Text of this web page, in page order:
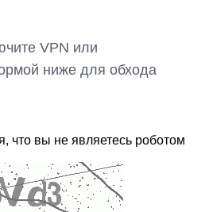
VPN или
ниже для обхода
что вы не являетесь роботом